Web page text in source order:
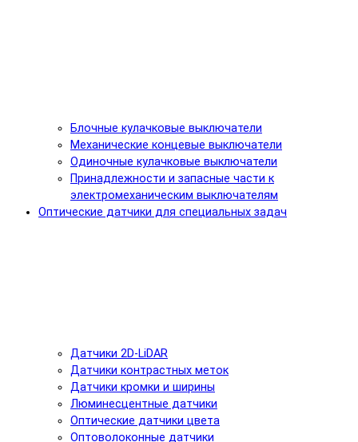
Блочные кулачковые выключатели
Механические концевые выключатели
Одиночные кулачковые выключатели
Принадлежности и запасные части к
электромеханическим выключателям
Оптические датчики для специальных задач
Датчики 2D-LiDAR
Датчики контрастных меток
Датчики кромки и ширины
Люминесцентные датчики
Оптические датчики цвета
Оптоволоконные датчики